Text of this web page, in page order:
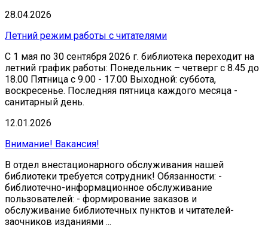
28.04.2026
Летний режим работы с читателями
С 1 мая по 30 сентября 2026 г. библиотека переходит на
летний график работы: Понедельник – четверг с 8.45 до
18.00 Пятница с 9.00 - 17.00 Выходной: суббота,
воскресенье. Последняя пятница каждого месяца -
санитарный день.
12.01.2026
Внимание! Вакансия!
В отдел внестационарного обслуживания нашей
библиотеки требуется сотрудник! Обязанности: -
библиотечно-информационное обслуживание
пользователей: - формирование заказов и
обслуживание библиотечных пунктов и читателей-
заочников изданиями ...